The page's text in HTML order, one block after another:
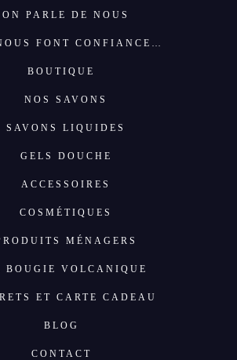
ON PARLE DE NOUS
FONT CONFIANCE…
BOUTIQUE
NOS SAVONS
SAVONS LIQUIDES
GELS DOUCHE
ACCESSOIRES
COSMÉTIQUES
MÉNAGERS
BOUGIE VOLCANIQUE
ET CARTE CADEAU
BLOG
CONTACT